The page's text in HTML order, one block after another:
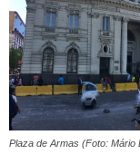
Plaza de Armas (Foto: Mário